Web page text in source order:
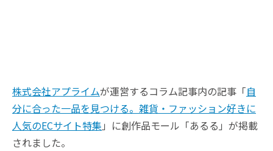
株式会社アプライムが運営するコラム記事内の記事「自
分に合った一品を見つける。雑貨・ファッション好きに
人気のECサイト特集 」に創作品モール「あるる」が掲載
されました。